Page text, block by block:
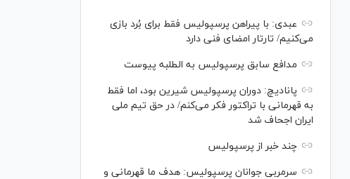
عبدی: با پیراهن پرسپولیس فقط برای بُرد بازی
می‌کنیم/ تارتار امضای فنی دارد
مدافع سابق پرسپولیس به الطلبه پیوست
پانادیچ: دوران پرسپولیس شیرین بود، اما فقط
به قهرمانی با تراکتور فکر می‌کنم/ در حق تیم ملی
ایران اجحاف شد
چند خبر از پرسپولیس
سرمربی جوانان پرسپولیس: هدف ما قهرمانی و